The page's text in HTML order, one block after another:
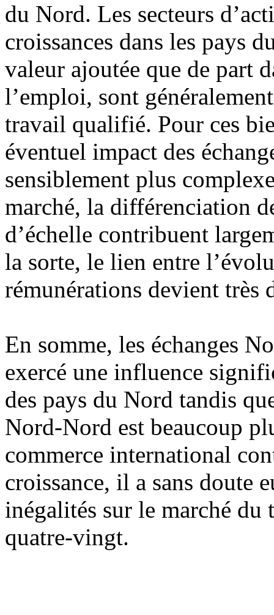
du Nord. Les secteurs
croissances dans les pays
valeur ajoutée que de part
l’emploi, sont
travail qualifié. Pour ces
éventuel impact des
sensiblement plus
marché, la différenciation
d’échelle contribuent
la sorte, le lien entre
rémunérations devient
En somme, les échanges
exercé une influence
des pays du Nord tandis
Nord-Nord est beaucoup
commerce international
croissance, il a sans doute
inégalités sur le marché du
quatre-vingt.